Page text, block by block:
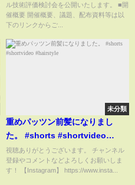
ル技術評価検討会を公開いたします。 ■開
催概要 開催概要、議題、配布資料等は以
下のリンクからご...
未分類
重めパッツン前髪になりまし
た。 #shorts #shortvideo
#hairstyle
視聴ありがとうございます。 チャンネル
登録やコメントなどよろしくお願いしま
す！​ 【Instagram】 https://www.insta...